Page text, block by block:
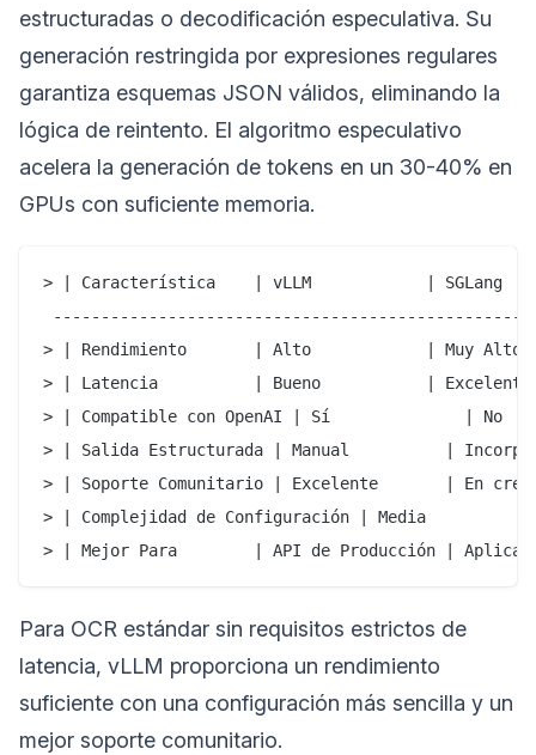
estructuradas o decodificación especulativa. Su
generación restringida por expresiones regulares
garantiza esquemas JSON válidos, eliminando la
lógica de reintento. El algoritmo especulativo
acelera la generación de tokens en un 30-40% en
GPUs con suficiente memoria.
> | Característica    | vLLM            |
> | Rendimiento       | Alto            | Muy
> | Latencia          | Bueno           |
> | Compatible con OpenAI | Sí              |
> | Salida Estructurada | Manual          |
> | Soporte Comunitario | Excelente       | En
> | Complejidad de Configuración | Media
> | Mejor Para        | API de Producción |
Para OCR estándar sin requisitos estrictos de
latencia, vLLM proporciona un rendimiento
suficiente con una configuración más sencilla y un
mejor soporte comunitario.